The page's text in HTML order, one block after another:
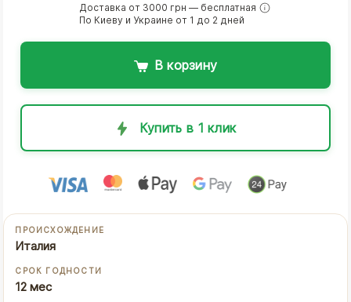
Доставка от 3000 грн — бесплатная
По Киеву и Украине от 1 до 2 дней
В корзину
Купить в 1 клик
ПРОИСХОЖДЕНИЕ
Италия
СРОК ГОДНОСТИ
12 мес